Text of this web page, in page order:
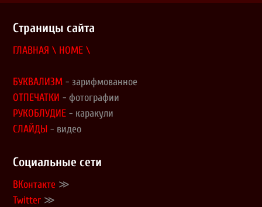
Страницы сайта
ГЛАВНАЯ \ HOME \
БУКВАЛИЗМ - зарифмованное
ОТПЕЧАТКИ - фотографии
РУКОБЛУДИЕ - каракули
СЛАЙДЫ - видео
Социальные сети
ВКонтакте ≫
Twitter ≫